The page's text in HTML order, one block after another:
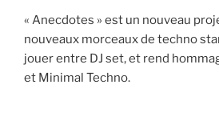
« Anecdotes » est un nouveau
nouveaux morceaux de techno
jouer entre DJ set, et rend
et Minimal Techno.